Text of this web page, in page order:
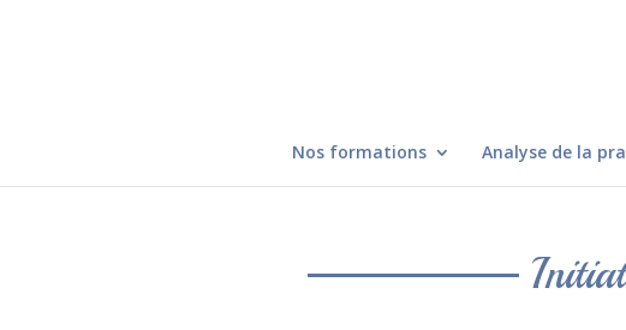
Nos formations Analyse de la